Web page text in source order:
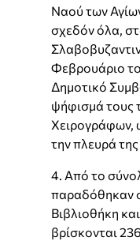
Ναού των
σχεδόν όλα,
Φεβρουάριο
Δημοτικό
ψήφισμά τους
Χειρογράφων,
την πλευρά
4. Από το
παραδόθηκαν
Βιβλιοθήκη
βρίσκονται